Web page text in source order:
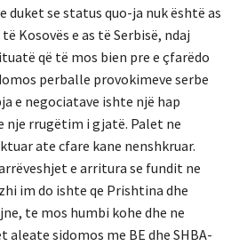
duket se status quo-ja nuk është as
Kosovës e as të Serbisë, ndaj
që të mos bien pre e çfarëdo
perballe provokimeve serbe
e negociatave ishte një hap
rrugëtim i gjatë. Palet ne
ate cfare kane nenshkruar.
e arritura se fundit ne
im do ishte qe Prishtina dhe
te mos humbi kohe dhe ne
aleate sidomos me BE dhe SHBA-